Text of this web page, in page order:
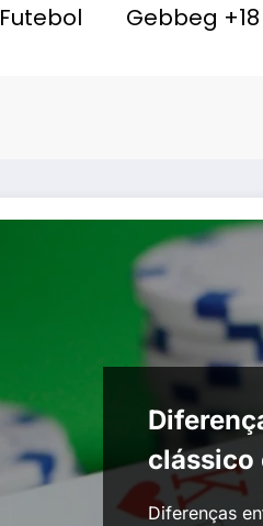
Futebol Gebbeg +18
clássico
Diferenças